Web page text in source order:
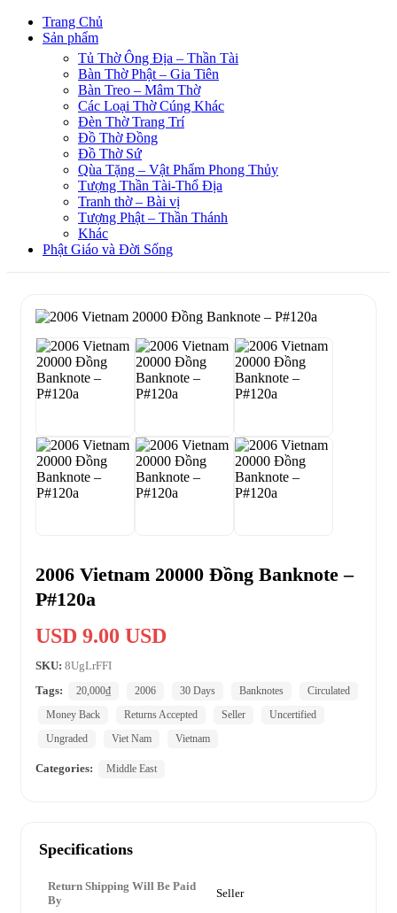
Trang Chủ
Sản phẩm
Tủ Thờ Ông Địa – Thần Tài
Bàn Thờ Phật – Gia Tiên
Bàn Treo – Mâm Thờ
Các Loại Thờ Cúng Khác
Đèn Thờ Trang Trí
Đồ Thờ Đồng
Đồ Thờ Sứ
Qùa Tặng – Vật Phẩm Phong Thủy
Tượng Thần Tài-Thổ Địa
Tranh thờ – Bài vị
Tượng Phật – Thần Thánh
Khác
Phật Giáo và Đời Sống
2006 Vietnam 20000 Đồng Banknote –
P#120a
USD 9.00 USD
SKU: 8UgLrFFI
Tags:
20,000₫ 2006 30 Days Banknotes
Circulated
Money Back
Returns Accepted Seller
Uncertified
Ungraded
Viet Nam Vietnam
Categories: Middle East
Specifications
Return Shipping Will Be Paid
By
Seller